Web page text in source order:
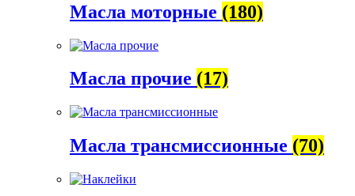
Масла моторные (180)
Масла прочие (17)
Масла трансмиссионные (70)